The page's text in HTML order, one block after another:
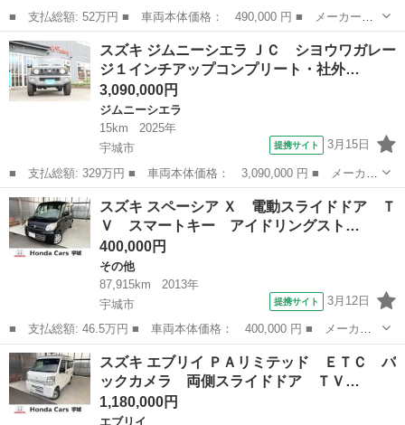
■ 支払総額: 52万円 ■ 車両本体価格： 490,000 円 ■ メーカー
名： スズキ ■ 車種名： ワゴンＲ ■ グレード名： ＦＸ グー
故障診断済み 禁煙車 ＣａｒＰｌａｙ ａｎｄｒｏｉｄａｕｔｏ
ディスプレイオー...
熊本 宇城市 ワゴンＲ
スズキ ジムニーシエラ ＪＣ シヨウワガレー
ジ１インチアップコンプリート・社外…
3,090,000円
ジムニーシエラ
15km
2025年
宇城市
提携サイト 3月15日
■ 支払総額: 329万円 ■ 車両本体価格： 3,090,000 円 ■ メーカー
名： スズキ ■ 車種名： ジムニーシエラ ■ グレード名： Ｊ
Ｃ シヨウワガレージ１インチアップコンプリート・社外アルミ・Ｇ
ＥＯ Ｘ－Ａ...
熊本 宇城市 ジムニーシエラ
スズキ スペーシア Ｘ 電動スライドドア Ｔ
Ｖ スマートキー アイドリングスト…
400,000円
その他
87,915km
2013年
宇城市
提携サイト 3月12日
■ 支払総額: 46.5万円 ■ 車両本体価格： 400,000 円 ■ メーカー
名： スズキ ■ 車種名： スペーシア ■ グレード名： Ｘ 電動
スライドドア ＴＶ スマートキー アイドリングストップ ＣＶ
Ｔ 盗難防止シ...
熊本 宇城市 その他
スズキ エブリイ ＰＡリミテッド ＥＴＣ バ
ックカメラ 両側スライドドア ＴＶ…
1,180,000円
エブリイ